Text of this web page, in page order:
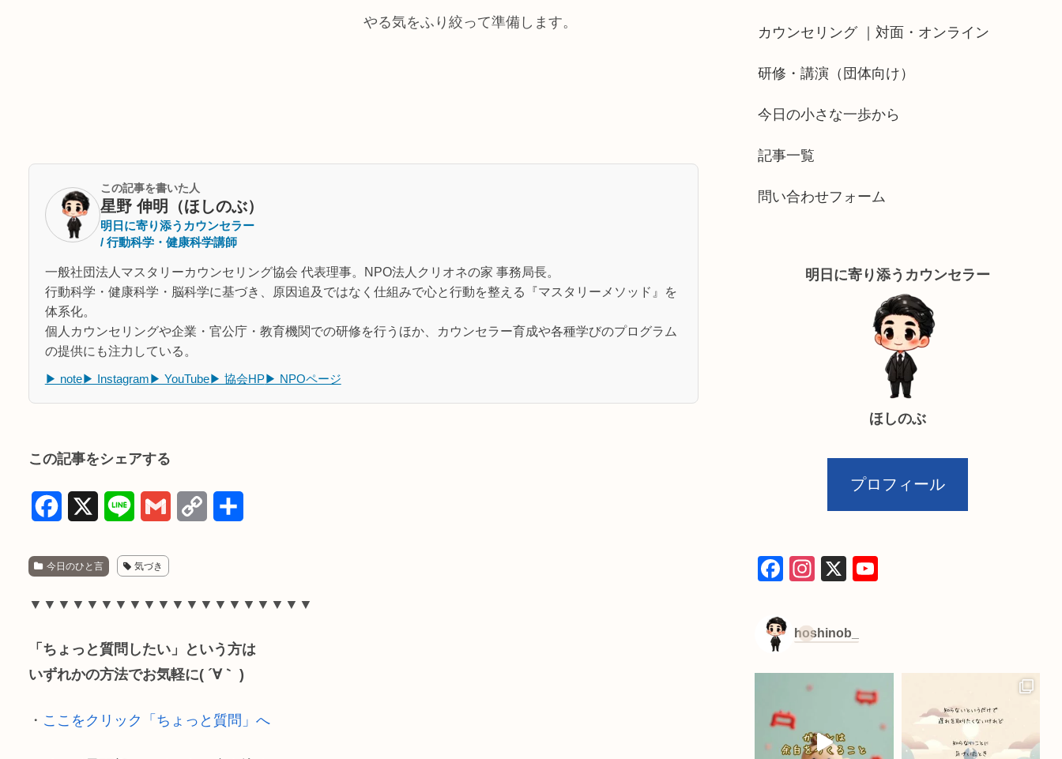
やる気をふり絞って準備します。
この記事を書いた人
星野 伸明（ほしのぶ）
明日に寄り添うカウンセラー
/ 行動科学・健康科学講師
一般社団法人マスタリーカウンセリング協会 代表理事。NPO法人クリオネの家 事務局長。
行動科学・健康科学・脳科学に基づき、原因追及ではなく仕組みで心と行動を整える『マスタリーメソッド』を
体系化。
個人カウンセリングや企業・官公庁・教育機関での研修を行うほか、カウンセラー育成や各種学びのプログラム
の提供にも注力している。
▶ note▶ Instagram▶ YouTube▶ 協会HP▶ NPOページ
この記事をシェアする
c
o
o
k
n
i
k
今日のひと言 気づき
▼▼▼▼▼▼▼▼▼▼▼▼▼▼▼▼▼▼▼▼
「ちょっと質問したい」という方は
いずれかの方法でお気軽に( ´∀｀ )
・ ここをクリック「ちょっと質問」へ
カウンセリング ｜対面・オンライン
研修・講演（団体向け）
今日の小さな一歩から
記事一覧
問い合わせフォーム
明日に寄り添うカウンセラー
ほしのぶ
プロフィール
F
c
e
b
o
k
In
gr
a
X
u
b
e
hoshinob_